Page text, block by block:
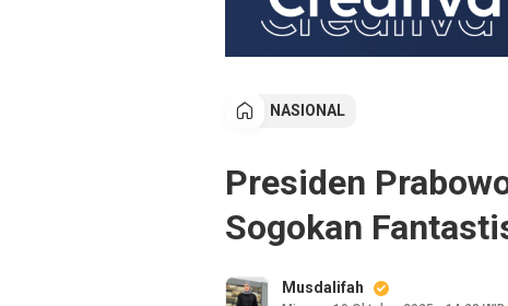
NASIONAL
Presiden
Sogokan
Musdalifah